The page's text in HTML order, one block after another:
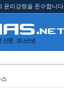
윤리강령을 준수합니다
스